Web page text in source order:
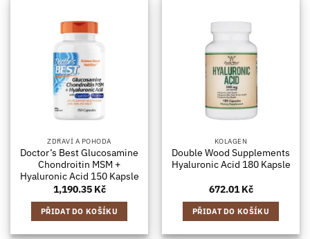
ZDRAVÍ A POHODA
Doctor’s Best Glucosamine
Chondroitin MSM +
Hyaluronic Acid 150 Kapsle
1,190.35 Kč
PŘIDAT DO KOŠÍKU
KOLAGEN
Double Wood Supplements
Hyaluronic Acid 180 Kapsle
672.01Kč
PŘIDAT DO KOŠÍKU